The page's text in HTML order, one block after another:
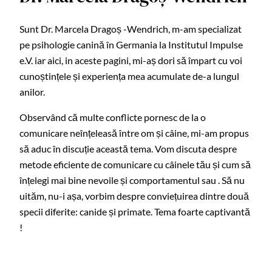
Sunt Dr. Marcela Dragoș -Wendrich, m-am specializat
pe psihologie canină în Germania la Institutul Impulse
e.V. iar aici, in aceste pagini, mi-aș dori să împart cu voi
cunoștințele și experiența mea acumulate de-a lungul
anilor.
Observând că multe conflicte pornesc de la o
comunicare neînțeleasă între om și câine, mi-am propus
să aduc în discuție această tema. Vom discuta despre
metode eficiente de comunicare cu câinele tău și cum să
înțelegi mai bine nevoile și comportamentul sau . Să nu
uităm, nu-i așa, vorbim despre conviețuirea dintre două
specii diferite: canide și primate. Tema foarte captivantă
!